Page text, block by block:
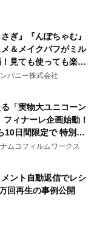
ぎ』『んぽちゃむ』
＆メイクパフがミル
見ても使っても楽し
ートなコレクショ
パニー株式会社
「実物大ユニコーン
ィナーレ企画始動！
10日間限定で 特別映
GUNDAM Statue ―
―』を上映！
ムコフィルムワークス
ント自動返信でレシ
回再生の事例公開